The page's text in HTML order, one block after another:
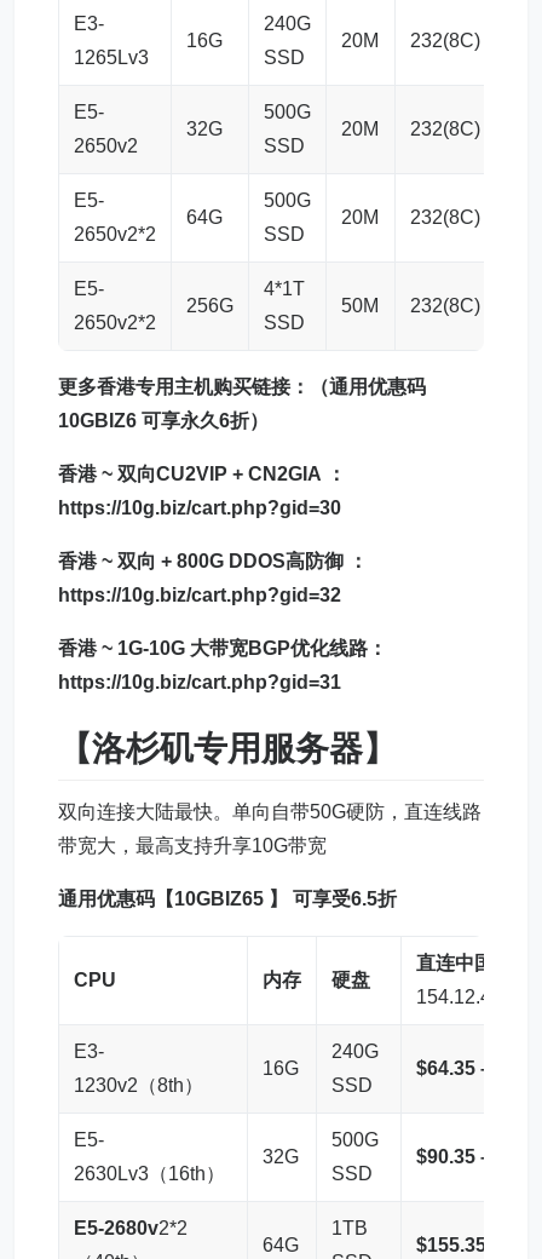
E3-
1265Lv3
16G
240G
SSD
20M 232(8C)
E5-
2650v2
32G
500G
SSD
20M 232(8C)
E5-
2650v2*2
64G
500G
SSD
20M 232(8C)
E5-
2650v2*2
256G
4*1T
SSD
50M 232(8C)
更多香港专用 主机购买链接：（通用优惠码
10GBIZ6 可享永久6折）
香港 ~ 双向CU2VIP + CN2GIA ：
https://10g.biz/cart.php?gid=30
香港 ~ 双向 + 800G DDOS高防御 ：
https://10g.biz/cart.php?gid=32
香港 ~ 1G-10G 大带宽BGP优化线路 ：
https://10g.biz/cart.php?gid=31
【洛杉矶专用服务器】
双向连接大陆最快。单向自带50G硬防，直连线路
带宽大，最高支持升享10G带宽
通用优惠码【10GBIZ65 】 可享受6.5折
CPU 内存 硬盘
直连中国优化
154.12.4.1
E3-
1230v2（8th）
16G
240G
SSD
$64.35 – 购买
E5-
2630Lv3（16th）
32G
500G
SSD
$90.35 – 购买
E5-2680v2*2
64G
1TB
$155.35 – 购